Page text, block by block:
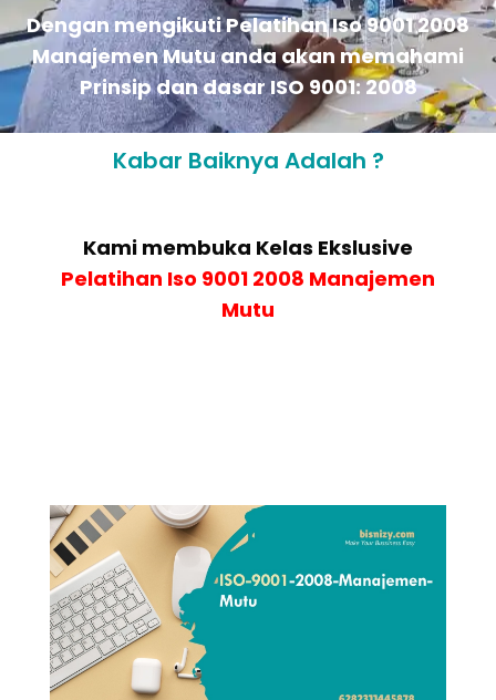
Dengan mengikuti Pelatihan Iso 9001 2008
Manajemen Mutu anda akan memahami
Prinsip dan dasar ISO 9001: 2008
Kabar Baiknya Adalah ?
Kami membuka Kelas Ekslusive
Pelatihan Iso 9001 2008 Manajemen
Mutu